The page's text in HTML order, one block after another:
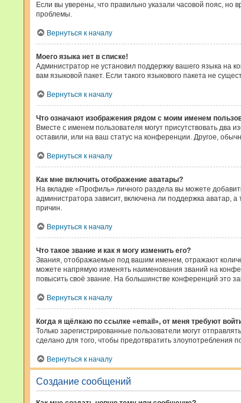
Если вы уверены, что правильно указали часовой пояс,
проблемы.
Вернуться к началу
Моего языка нет в списке!
Администратор не установил поддержку вашего языка на
вам языковой пакет. Если такого языкового пакета не
Вернуться к началу
Что означают изображения рядом с моим именем
Вместе с именем пользователя могут присутствовать два
оставили, или на ваш статус на конференции. Другое,
Вернуться к началу
Как мне включить отображение аватары?
На вкладке «Профиль» личного раздела вы можете
администратора зависит, включена ли поддержка аватар,
причин.
Вернуться к началу
Что такое звание и как я могу изменить его?
Звания, отображаемые под вашим именем, отражают
можете напрямую изменять наименования званий на
повысить своё звание. На большинстве конференций это
Вернуться к началу
Когда я щёлкаю по ссылке «email», от меня требуют
Только зарегистрированные пользователи могут
сделано для того, чтобы предотвратить злоупотребления
Вернуться к началу
Создание сообщений